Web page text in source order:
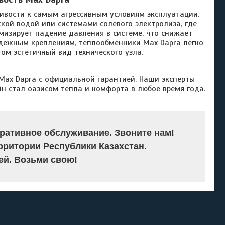
к самым агрессивным условиям эксплуатации.
водой или системами солевого электролиза, где
падение давления в системе, что снижает
креплениям, теплообменники Max Dapra легко
эстетичный вид технического узла.
Dapra с официальной гарантией. Наши эксперты
стал оазисом тепла и комфорта в любое время года.
обслуживание. Звоните нам!
Республики Казахстан.
Возьми свою!